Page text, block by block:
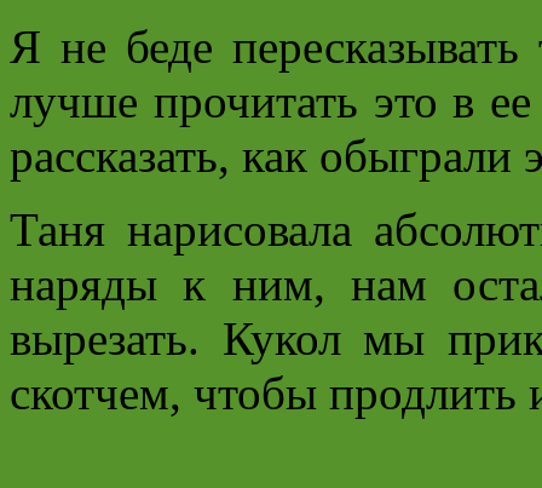
Я не беде
лучше прочитать это в
рассказать, как обыграли
Таня нарисовала
наряды к ним, нам
вырезать. Кукол мы
скотчем, чтобы продлить